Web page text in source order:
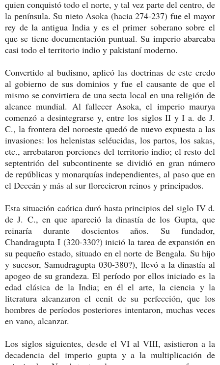
quien conquistó todo el norte, y tal vez parte del centro, de
la península. Su nieto Asoka (hacia 274-237) fue el mayor
rey de la antigua India y es el primer soberano sobre el
que se tiene documentación puntual. Su imperio abarcaba
casi todo el territorio indio y pakistaní moderno.
Convertido al budismo, aplicó las doctrinas de este credo
al gobierno de sus dominios y fue el causante de que el
mismo se convirtiera de una secta local en una religión de
alcance mundial. Al fallecer Asoka, el imperio maurya
comenzó a desintegrarse y, entre los siglos II y I a. de J.
C., la frontera del noroeste quedó de nuevo expuesta a las
invasiones: los helenistas seléucidas, los partos, los sakas,
etc., arrebataron porciones del territorio indio; el resto del
septentrión del subcontinente se dividió en gran número
de repúblicas y monarquías independientes, al paso que en
el Deccán y más al sur florecieron reinos y principados.
Esta situación caótica duró hasta principios del siglo IV d.
de J. C., en que apareció la dinastía de los Gupta, que
reinaría durante doscientos años. Su fundador,
Chandragupta I (320-330?) inició la tarea de expansión en
su pequeño estado, situado en el norte de Bengala. Su hijo
y sucesor, Samudragupta 030-380?), llevó a la dinastía al
apogeo de su grandeza. El período por ellos iniciado es la
edad clásica de la India; en él el arte, la ciencia y la
literatura alcanzaron el cenit de su perfección, que los
hombres de períodos posteriores intentaron, muchas veces
en vano, alcanzar.
Los siglos siguientes, desde el VI al VIII, asistieron a la
decadencia del imperio gupta y a la multiplicación de